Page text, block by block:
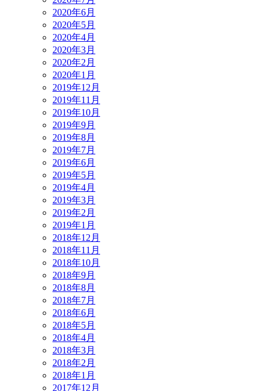
2020年6月
2020年5月
2020年4月
2020年3月
2020年2月
2020年1月
2019年12月
2019年11月
2019年10月
2019年9月
2019年8月
2019年7月
2019年6月
2019年5月
2019年4月
2019年3月
2019年2月
2019年1月
2018年12月
2018年11月
2018年10月
2018年9月
2018年8月
2018年7月
2018年6月
2018年5月
2018年4月
2018年3月
2018年2月
2018年1月
2017年12月